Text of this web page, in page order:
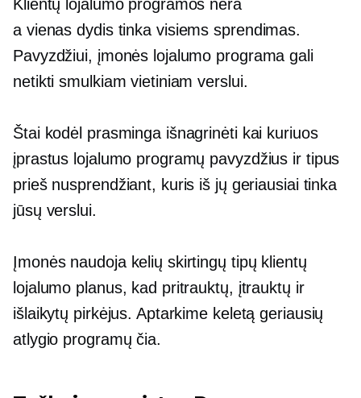
Klientų lojalumo programos nėra
a vienas dydis tinka visiems sprendimas.
Pavyzdžiui, įmonės lojalumo programa gali
netikti smulkiam vietiniam verslui.
Štai kodėl prasminga išnagrinėti kai kuriuos
įprastus lojalumo programų pavyzdžius ir tipus
prieš nusprendžiant, kuris iš jų geriausiai tinka
jūsų verslui.
Įmonės naudoja kelių skirtingų tipų klientų
lojalumo planus, kad pritrauktų, įtrauktų ir
išlaikytų pirkėjus. Aptarkime keletą geriausių
atlygio programų čia.